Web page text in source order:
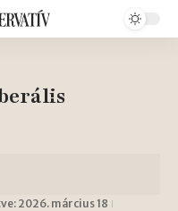
2026. március 18